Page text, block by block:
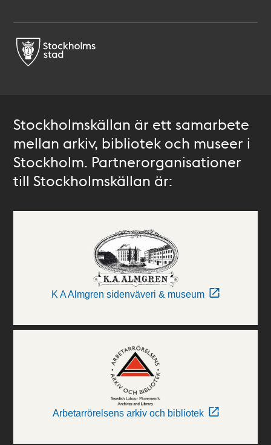
Stockholmskällan är ett samarbete
mellan arkiv, bibliotek och museer i
Stockholm. Partnerorganisationer
till Stockholmskällan är:
K A Almgren sidenväveri & museum
Arbetarrörelsens arkiv och bibliotek